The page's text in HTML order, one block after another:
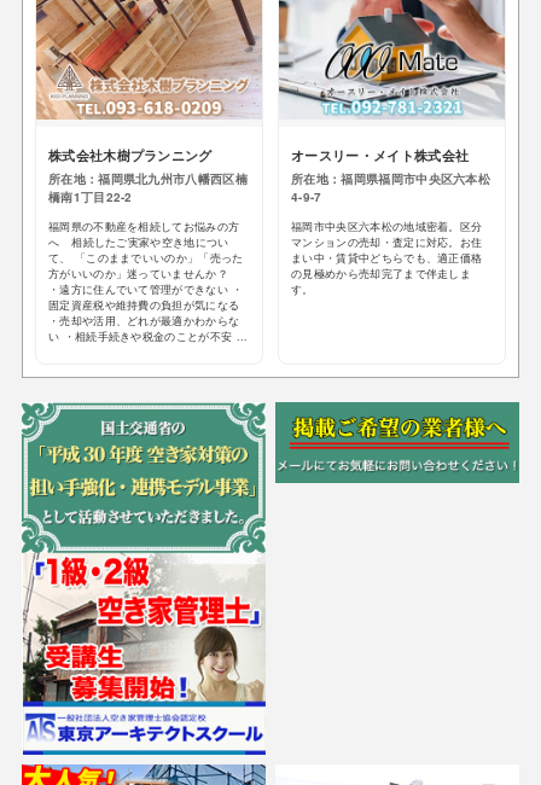
株式会社木樹プランニング
所在地：福岡県北九州市八幡西区楠
橋南1丁目22-2
福岡県の不動産を相続してお悩みの方
へ 相続したご実家や空き地につい
て、 「このままでいいのか」「売った
方がいいのか」迷っていませんか？
・遠方に住んでいて管理ができない ・
固定資産税や維持費の負担が気になる
・売却や活用、どれが最適かわからな
い ・相続手続きや税金のことが不安 ...
オースリー・メイト株式会社
所在地：福岡県福岡市中央区六本松
4-9-7
福岡市中央区六本松の地域密着。区分
マンションの売却・査定に対応。お住
まい中・賃貸中どちらでも、適正価格
の見極めから売却完了まで伴走しま
す。